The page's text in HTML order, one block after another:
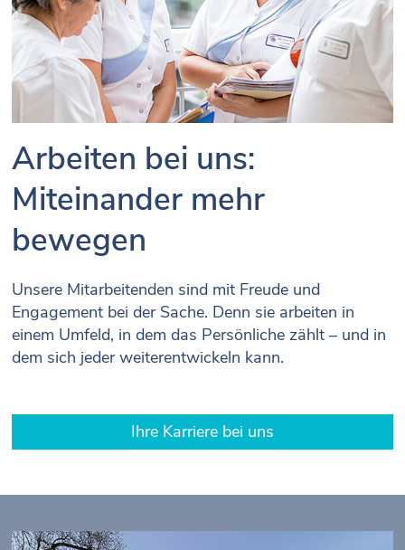
Arbeiten bei uns:
Miteinander mehr
bewegen
Unsere Mitarbeitenden sind mit Freude und
Engagement bei der Sache. Denn sie arbeiten in
einem Umfeld, in dem das Persönliche zählt – und in
dem sich jeder weiterentwickeln kann.
Ihre Karriere bei uns